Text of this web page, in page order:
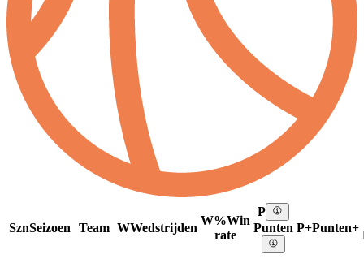
SznSeizoen Team WWedstrijden
W%Win
rate
P
Punten P+Punten+